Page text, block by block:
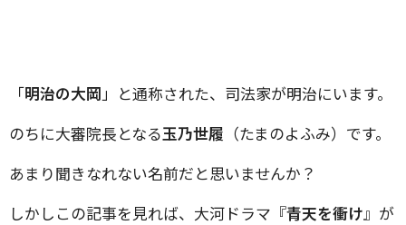
「明治の大岡」と通称された、司法家が明治にいます。
のちに大審院長となる玉乃世履 （たまのよふみ）です。
あまり聞きなれない名前だと思いませんか？
しかしこの記事を見れば、大河ドラマ『青天を衝け』が